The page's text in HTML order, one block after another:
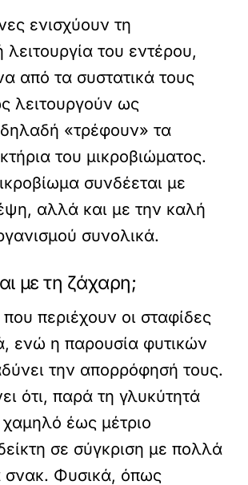
ενισχύουν τη
λειτουργία του εντέρου,
από τα συστατικά τους
λειτουργούν ως
δηλαδή «τρέφουν» τα
του μικροβιώματος.
συνδέεται με
αλλά και με την καλή
συνολικά.
με τη ζάχαρη;
περιέχουν οι σταφίδες
ενώ η παρουσία φυτικών
την απορρόφησή τους.
ότι, παρά τη γλυκύτητά
έως μέτριο
σε σύγκριση με πολλά
σνακ. Φυσικά, όπως